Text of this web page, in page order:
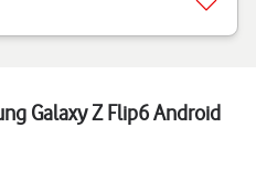
Galaxy Z Flip6 Android